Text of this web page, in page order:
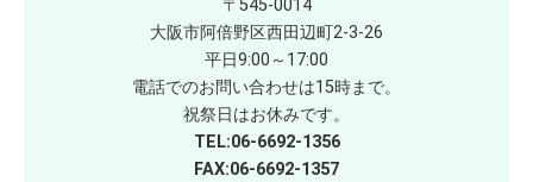
〒545-0014
大阪市阿倍野区西田辺町2-3-26
平日9:00～17:00
電話でのお問い合わせは15時まで。
祝祭日はお休みです。
TEL:06-6692-1356
FAX:06-6692-1357